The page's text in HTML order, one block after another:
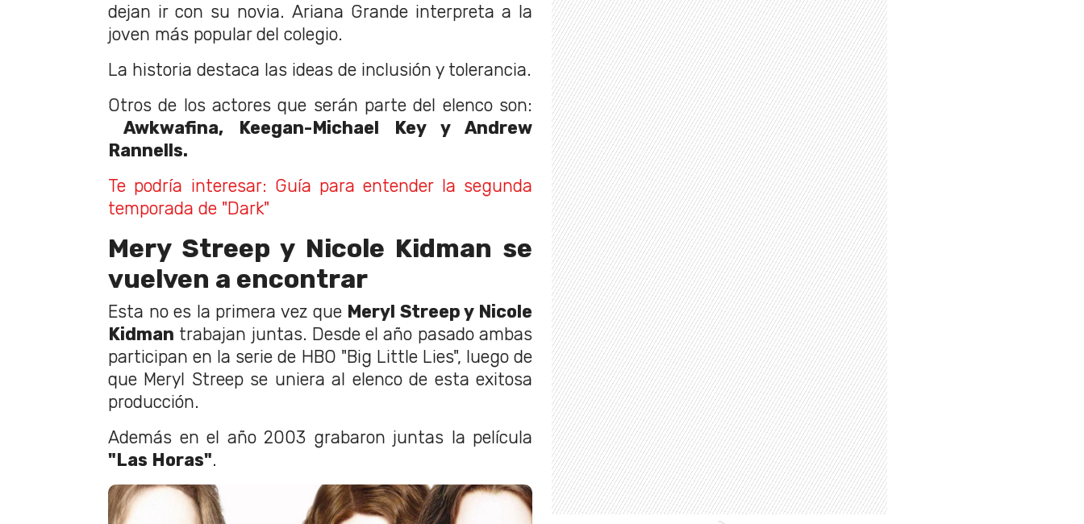
dejan ir con su novia. Ariana Grande interpreta a la
joven más popular del colegio.
La historia destaca las ideas de inclusión y tolerancia.
Otros de los actores que serán parte del elenco son:
Awkwafina, Keegan-Michael Key y Andrew
Rannells.
Te podría interesar: Guía para entender la segunda
temporada de "Dark"
Mery Streep y Nicole Kidman se
vuelven a encontrar
Esta no es la primera vez que Meryl Streep y Nicole
Kidman trabajan juntas. Desde el año pasado ambas
participan en la serie de HBO "Big Little Lies", luego de
que Meryl Streep se uniera al elenco de esta exitosa
producción.
Además en el año 2003 grabaron juntas la película
"Las Horas".